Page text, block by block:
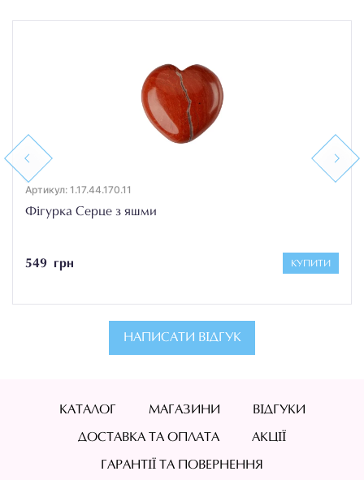
Previous
Артикул: 1.17.44.170.11
Фігурка Серце з яшми
549 грн КУПИТИ
Next
НАПИСАТИ ВІДГУК
КАТАЛОГ МАГАЗИНИ ВІДГУКИ
ДОСТАВКА ТА ОПЛАТА АКЦІЇ
ГАРАНТІЇ ТА ПОВЕРНЕННЯ